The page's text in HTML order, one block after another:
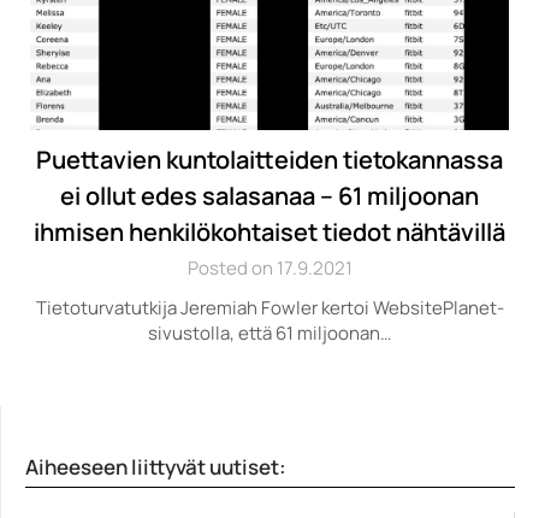
Puettavien kuntolaitteiden tietokannassa
ei ollut edes salasanaa – 61 miljoonan
ihmisen henkilökohtaiset tiedot nähtävillä
Posted on 17.9.2021
Tietoturvatutkija Jeremiah Fowler kertoi WebsitePlanet-
sivustolla, että 61 miljoonan…
Aiheeseen liittyvät uutiset: